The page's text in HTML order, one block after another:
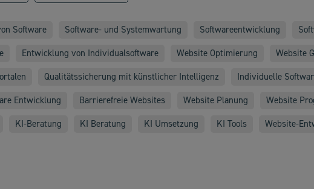
Software Software- und Systemwartung Softwareentwicklung
Entwicklung von Individualsoftware Website Optimierung
Website
Qualitätssicherung mit künstlicher Intelligenz Individuelle
Entwicklung Barrierefreie Websites Website Planung
Website
KI-Beratung KI Beratung KI Umsetzung KI Tools Website-